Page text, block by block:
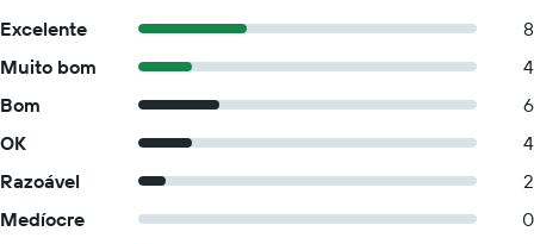
Excelente
8
Muito bom
4
Bom
6
OK
4
Razoável
2
Medíocre
0